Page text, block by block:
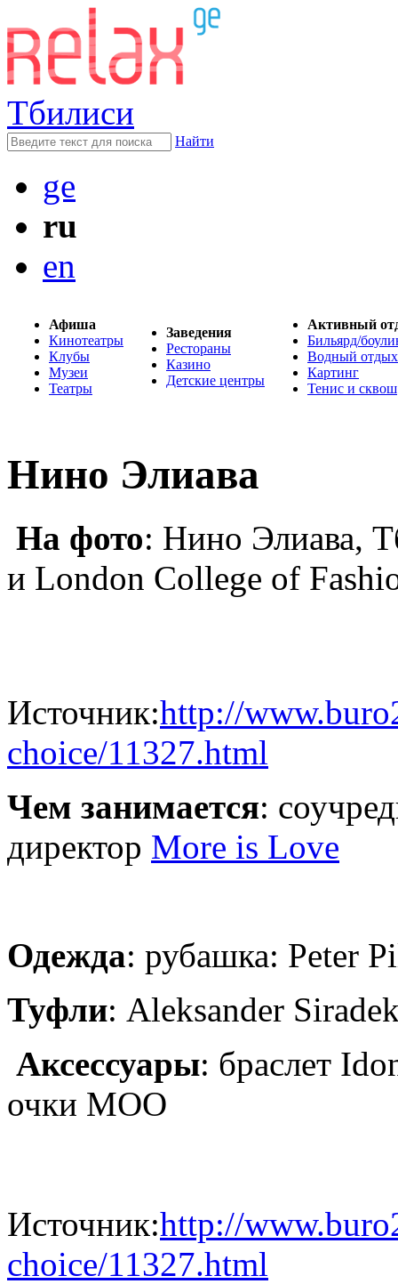
Тбилиси
Найти
ge
ru
en
Афиша
Кинотеатры
Клубы
Музеи
Театры
Заведения
Рестораны
Казино
Детские центры
Активный
Бильярд/
Водный отдых
Картинг
Тенис и сквош
Нино Элиава
На фото: Нино Элиава,
и London College of
Источник:http://
choice/11327.html
Чем занимается:
директор More is Love
Одежда: рубашка: Peter
Туфли: Aleksander
Аксессуары: браслет
очки MOO
Источник:http://
choice/11327.html